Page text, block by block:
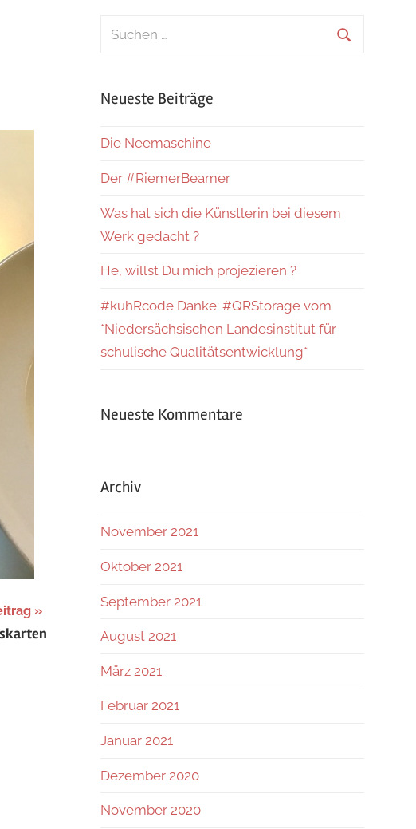
Suchen
Neueste Beiträge
Die Neemaschine
Der #RiemerBeamer
Was hat sich die Künstlerin bei diesem
Werk gedacht ?
He, willst Du mich projezieren ?
#kuhRcode Danke: #QRStorage vom
*Niedersächsischen Landesinstitut für
schulische Qualitätsentwicklung*
Neueste Kommentare
Archiv
November 2021
Oktober 2021
September 2021
August 2021
März 2021
Februar 2021
Januar 2021
Dezember 2020
November 2020